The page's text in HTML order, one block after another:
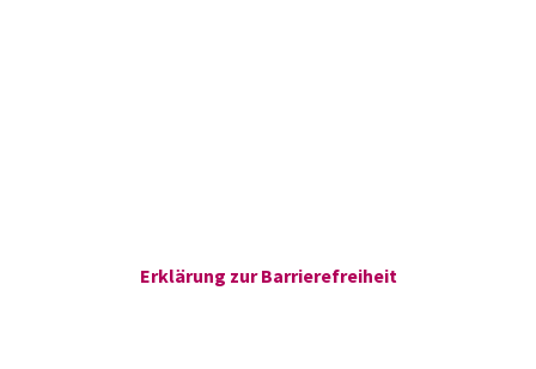
Erklärung zur Barrierefreiheit